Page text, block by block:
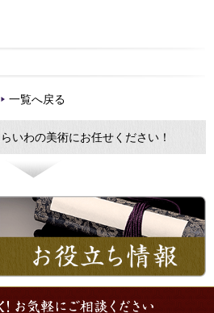
一覧へ戻る
いわの美術にお任せください！